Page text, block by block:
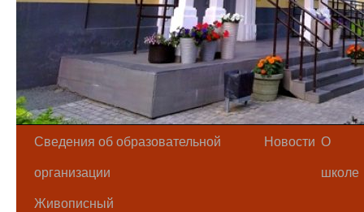
Сведения об образовательной
организации
Новости О
школе
Живописный